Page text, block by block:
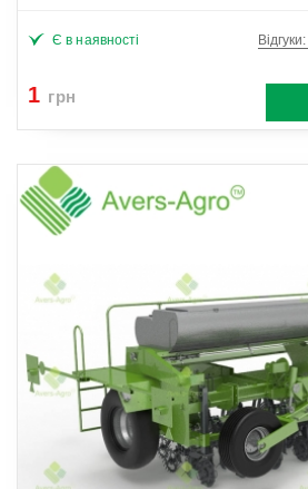
Є в наявності Відгуки:
1 грн